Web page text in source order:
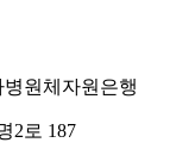
원체자원은행
2로 187